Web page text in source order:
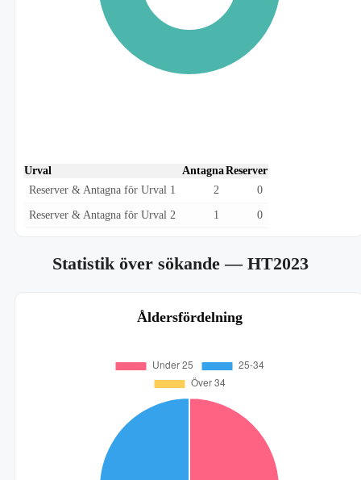
Urval AntagnaReserver
Reserver & Antagna för Urval 1
2 0
Reserver & Antagna för Urval 2 1 0
Statistik över sökande— HT2023
Åldersfördelning